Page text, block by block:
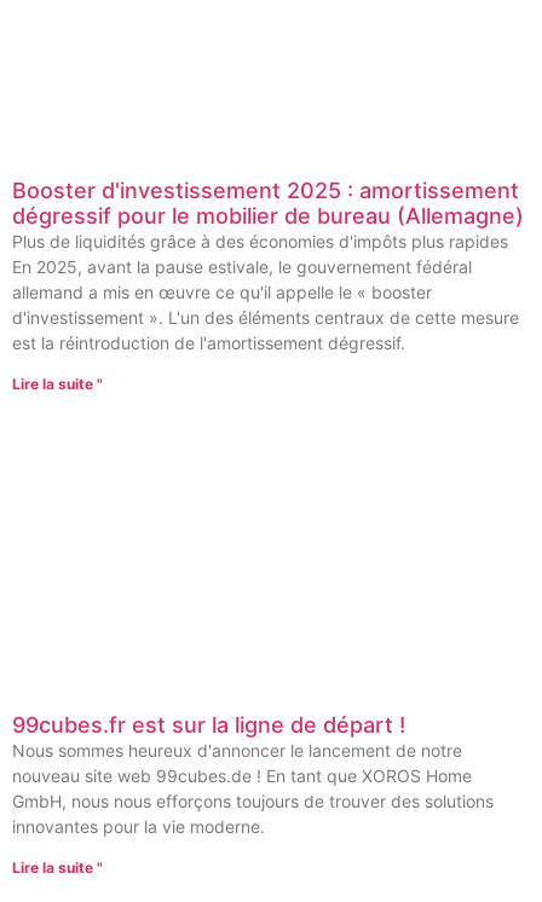
Booster d'investissement 2025 : amortissement
dégressif pour le mobilier de bureau (Allemagne)
Plus de liquidités grâce à des économies d'impôts plus rapides
En 2025, avant la pause estivale, le gouvernement fédéral
allemand a mis en œuvre ce qu'il appelle le « booster
d'investissement ». L'un des éléments centraux de cette mesure
est la réintroduction de l'amortissement dégressif.
Lire la suite "
99cubes.fr est sur la ligne de départ !
Nous sommes heureux d'annoncer le lancement de notre
nouveau site web 99cubes.de ! En tant que XOROS Home
GmbH, nous nous efforçons toujours de trouver des solutions
innovantes pour la vie moderne.
Lire la suite "